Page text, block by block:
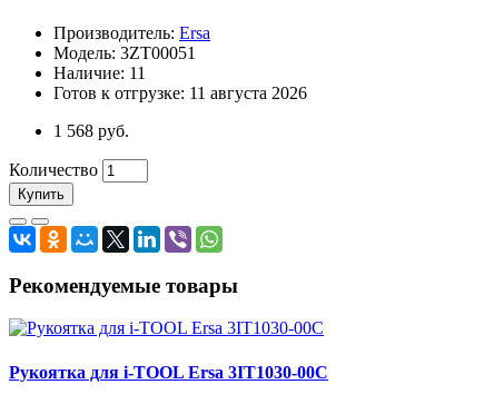
Производитель: Ersa
Модель: 3ZT00051
Наличие: 11
Готов к отгрузке: 11 августа 2026
1 568 руб.
Количество
Купить
Рекомендуемые товары
Рукоятка для i-TOOL Ersa 3IT1030-00C